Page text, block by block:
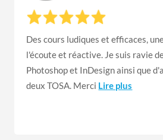
Des cours ludiques et efficaces,
l'écoute et réactive. Je suis ravie
Photoshop et InDesign ainsi que
deux TOSA. Merci Lire plus